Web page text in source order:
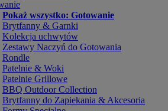
Pokaż wszystko: Gotowanie
Brytfanny & Garnki
Kolekcja uchwytów
Zestawy Naczyń do Gotowania
Rondle
Patelnie & Woki
Patelnie Grillowe
BBQ Outdoor Collection
Brytfanny do Zapiekania & Akcesoria